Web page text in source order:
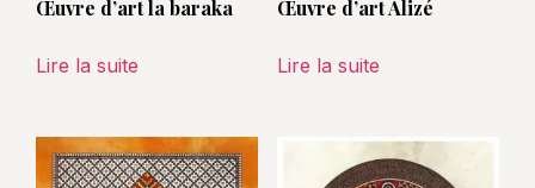
Œuvre d’art la baraka
Lire la suite
Œuvre d’art Alizé
Lire la suite